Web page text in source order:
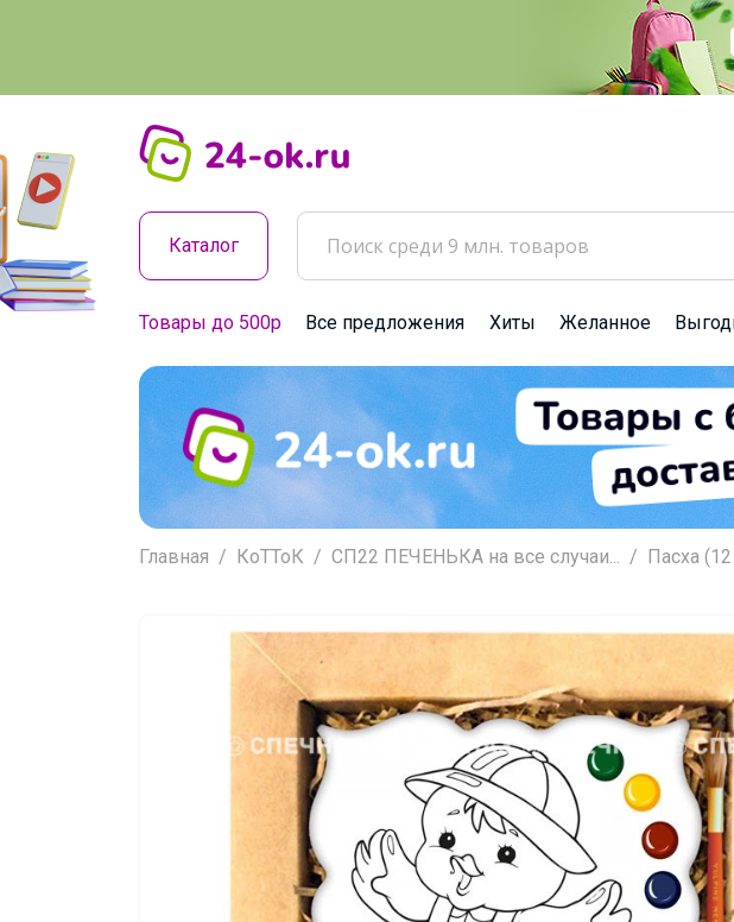
Каталог
Товары до 500р Все предложения Хиты Желанное
Главная КоТТоК СП22 ПЕЧЕНЬКА на все случаи... Пасха